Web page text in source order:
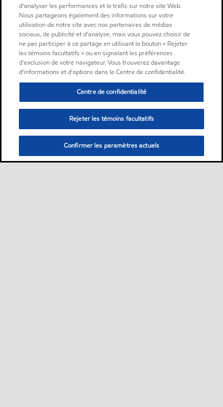
d'analyser les performances et le trafic sur notre site Web.
Nous partageons également des informations sur votre
utilisation de notre site avec nos partenaires de médias
sociaux, de publicité et d'analyse, mais vous pouvez choisir de
ne pas participer à ce partage en utilisant le bouton « Rejeter
les témoins facultatifs » ou en signalant les préférences
d'exclusion de votre navigateur. Vous trouverez davantage
d'informations et d'options dans le Centre de confidentialité.
Centre de confidentialité
Rejeter les témoins facultatifs
Confirmer les paramètres actuels